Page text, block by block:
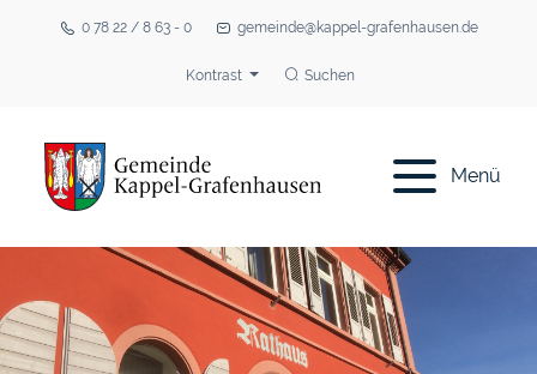
0 78 22 / 8 63 - 0 gemeinde@kappel-grafenhausen.de
Kontrast Suchen
Menü